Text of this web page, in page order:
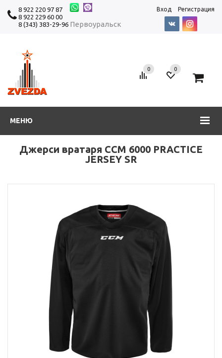
8 922 220 97 87
8 922 229 60 00
8 (343) 383-29-96 Первоуральск
Вход Регистрация
МЕНЮ
0 0
Джерси вратаря CCM 6000 PRACTICE
JERSEY SR